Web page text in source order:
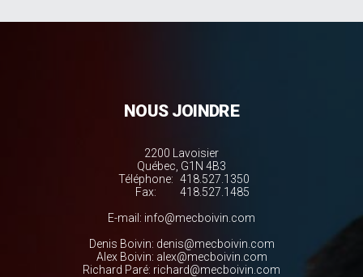
NOUS JOINDRE
2200 Lavoisier
Québec, G1N 4B3
Téléphone: 418.527.1350
Fax:
418.527.1485
E-mail: info@mecboivin.com
Denis Boivin: denis@mecboivin.com
Alex Boivin: alex@mecboivin.com
Richard Paré: richard@mecboivin.com